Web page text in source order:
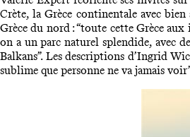
Crète, la Grèce continentale avec
Grèce du nord : “toute cette Grèce
on a un parc naturel splendide, avec
Balkans”. Les descriptions d’Ingrid
sublime que personne ne va jamais